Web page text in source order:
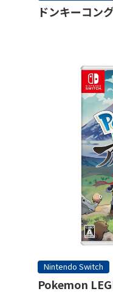
ドンキーコン
Nintendo Switch
Pokemon